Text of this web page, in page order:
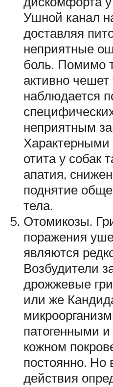
Ушной канал
доставляя
неприятные
боль. Помимо
активно чешет
наблюдается
неприятным
Характерными
отита у собак
апатия,
поднятие
тела.
Отомикозы.
поражения
являются
Возбудители
дрожжевые
или же
патогенными
кожном
постоянно. Но
действия